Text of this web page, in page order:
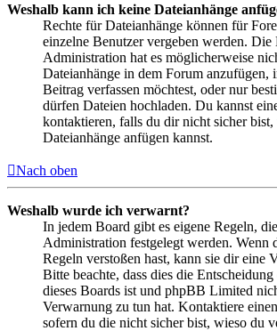
Weshalb kann ich keine Dateianhänge
Rechte für Dateianhänge können für
einzelne Benutzer vergeben werden. Die
Administration hat es möglicherweise
Dateianhänge in dem Forum anzufügen,
Beitrag verfassen möchtest, oder nur
dürfen Dateien hochladen. Du kannst
kontaktieren, falls du dir nicht sicher
Dateianhänge anfügen kannst.
Nach oben
Weshalb wurde ich verwarnt?
In jedem Board gibt es eigene Regeln,
Administration festgelegt werden. Wenn
Regeln verstoßen hast, kann sie dir eine
Bitte beachte, dass dies die
dieses Boards ist und phpBB Limited
Verwarnung zu tun hat. Kontaktiere
sofern du die nicht sicher bist, wieso du